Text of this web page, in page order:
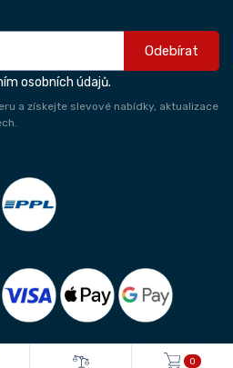
Odebírat
osobních údajů.
a získejte slevové nabídky, aktualizace
0